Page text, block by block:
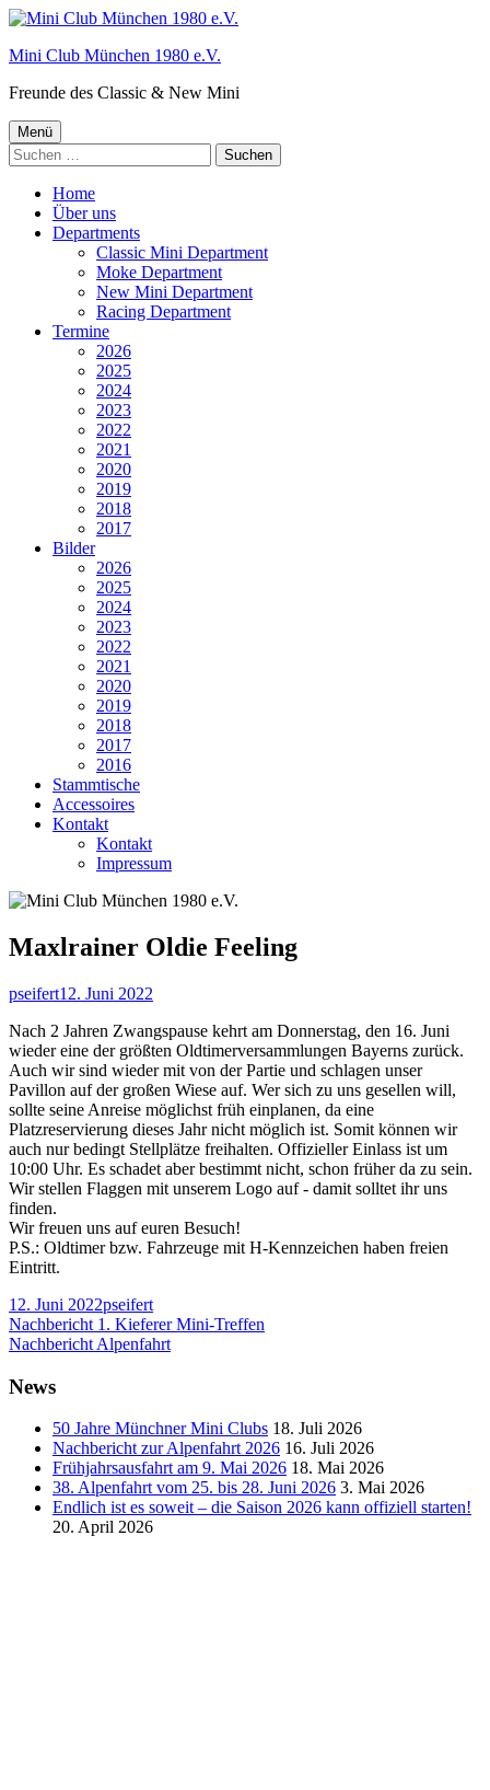
Springe
Inhalt
Mini Club München 1980 e.V.
Freunde des Classic & New Mini
Primäres
Menü
Menü
Suchen
nach:
Home
Über uns
Departments
Classic Mini Department
Moke Department
New Mini Department
Racing Department
Termine
2026
2025
2024
2023
2022
2021
2020
2019
2018
2017
Bilder
2026
2025
2024
2023
2022
2021
2020
2019
2018
2017
2016
Stammtische
Accessoires
Kontakt
Kontakt
Impressum
Maxlrainer Oldie Feeling
Autor
pseifertVeröffentlicht
12. Juni 2022
Nach 2 Jahren Zwangspause kehrt am Donnerstag, den 16. Juni
wieder eine der größten Oldtimerversammlungen Bayerns zurück.
Auch wir sind wieder mit von der Partie und schlagen unser
Pavillon auf der großen Wiese auf. Wer sich zu uns gesellen will,
sollte seine Anreise möglichst früh einplanen, da eine
Platzreservierung dieses Jahr nicht möglich ist. Somit können wir
auch nur bedingt Stellplätze freihalten. Offizieller Einlass ist um
10:00 Uhr. Es schadet aber bestimmt nicht, schon früher da zu sein.
Wir stellen Flaggen mit unserem Logo auf - damit solltet ihr uns
finden.
Wir freuen uns auf euren Besuch!
P.S.: Oldtimer bzw. Fahrzeuge mit H-Kennzeichen haben freien
Eintritt.
Veröffentlicht
am
12. Juni 2022Autor
pseifert
Beitragsnavigation
Vorheriger
Beitrag:
Nachbericht 1. Kieferer Mini-Treffen
Nächster
Nachbericht Alpenfahrt
Haupt-
Seitenleiste
News
50 Jahre Münchner Mini Clubs 18. Juli 2026
Nachbericht zur Alpenfahrt 2026 16. Juli 2026
Frühjahrsausfahrt am 9. Mai 2026 18. Mai 2026
38. Alpenfahrt vom 25. bis 28. Juni 2026 3. Mai 2026
Endlich ist es soweit – die Saison 2026 kann offiziell starten!
20. April 2026